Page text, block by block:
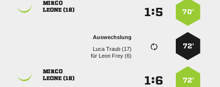
70’
:

 
72’
Auswechslung
  
für   
72’
:

 